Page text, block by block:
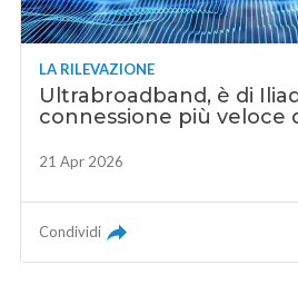
LA RILEVAZIONE
Ultrabroadband, è di
connessione più veloce
21 Apr 2026
Condividi